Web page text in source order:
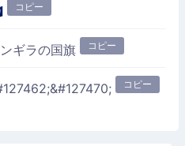
コピー
ギラの国旗 コピー
コピー